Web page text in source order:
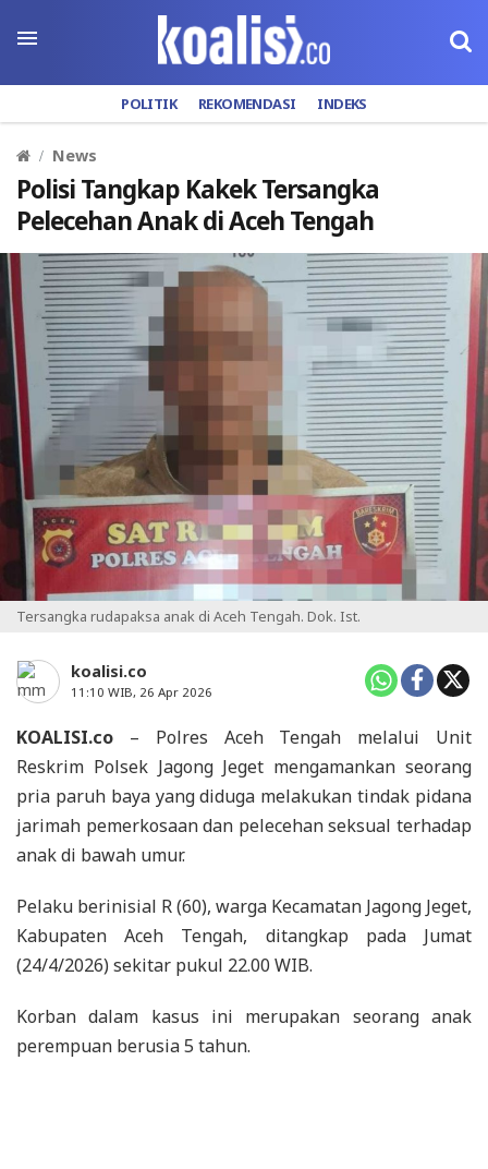
POLITIK REKOMENDASI INDEKS
News
Polisi Tangkap Kakek Tersangka
Pelecehan Anak di Aceh Tengah
Tersangka rudapaksa anak di Aceh Tengah. Dok. Ist.
koalisi.co
11:10 WIB, 26 Apr 2026
KOALISI.co – Polres Aceh Tengah melalui Unit
Reskrim Polsek Jagong Jeget mengamankan seorang
pria paruh baya yang diduga melakukan tindak pidana
jarimah pemerkosaan dan pelecehan seksual terhadap
anak di bawah umur.
Pelaku berinisial R (60), warga Kecamatan Jagong Jeget,
Kabupaten Aceh Tengah, ditangkap pada Jumat
(24/4/2026) sekitar pukul 22.00 WIB.
Korban dalam kasus ini merupakan seorang anak
perempuan berusia 5 tahun.